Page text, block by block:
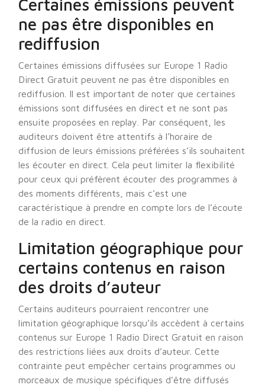
Certaines émissions peuvent
ne pas être disponibles en
rediffusion
Certaines émissions diffusées sur Europe 1 Radio
Direct Gratuit peuvent ne pas être disponibles en
rediffusion. Il est important de noter que certaines
émissions sont diffusées en direct et ne sont pas
ensuite proposées en replay. Par conséquent, les
auditeurs doivent être attentifs à l’horaire de
diffusion de leurs émissions préférées s’ils souhaitent
les écouter en direct. Cela peut limiter la flexibilité
pour ceux qui préfèrent écouter des programmes à
des moments différents, mais c’est une
caractéristique à prendre en compte lors de l’écoute
de la radio en direct.
Limitation géographique pour
certains contenus en raison
des droits d’auteur
Certains auditeurs pourraient rencontrer une
limitation géographique lorsqu’ils accèdent à certains
contenus sur Europe 1 Radio Direct Gratuit en raison
des restrictions liées aux droits d’auteur. Cette
contrainte peut empêcher certains programmes ou
morceaux de musique spécifiques d’être diffusés